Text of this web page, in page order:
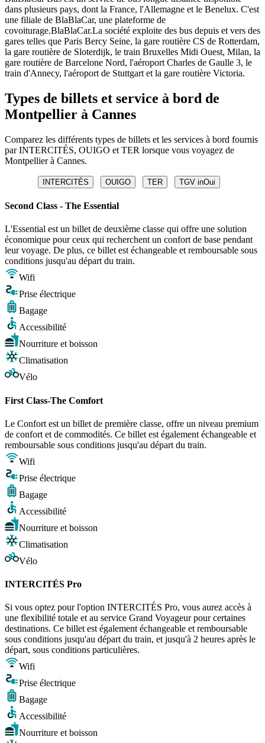
dans plusieurs pays, dont la France, l'Allemagne et le Benelux. C'est
une filiale de BlaBlaCar, une plateforme de
covoiturage.BlaBlaCar.La société exploite des bus depuis et vers des
gares telles que Paris Bercy Seine, la gare routière CS de Rotterdam,
la gare routière de Sloterdijk, le train Bruxelles Midi Ouest, Milan, la
gare routière de Barcelone Nord, l'aéroport Charles de Gaulle 3, le
train d'Annecy, l'aéroport de Stuttgart et la gare routière Victoria.
Types de billets et service à bord de
Montpellier à Cannes
Comparez les différents types de billets et les services à bord fournis
par INTERCITÉS, OUIGO et TER lorsque vous voyagez de
Montpellier à Cannes.
INTERCITÉS OUIGO TER TGV inOui
Second Class - The Essential
L'Essential est un billet de deuxième classe qui offre une solution
économique pour ceux qui recherchent un confort de base pendant
leur voyage. De plus, ce billet est échangeable et remboursable sous
conditions jusqu'au départ du train.
Wifi
Prise électrique
Bagage
Accessibilité
Nourriture et boisson
Climatisation
Vélo
First Class-The Comfort
Le Confort est un billet de première classe, offre un niveau premium
de confort et de commodités. Ce billet est également échangeable et
remboursable sous conditions jusqu'au départ du train.
Wifi
Prise électrique
Bagage
Accessibilité
Nourriture et boisson
Climatisation
Vélo
INTERCITÉS Pro
Si vous optez pour l'option INTERCITÉS Pro, vous aurez accès à
une flexibilité totale et au service Grand Voyageur pour certaines
destinations. Ce billet est également échangeable et remboursable
sous conditions jusqu'au départ du train, et jusqu'à 2 heures après le
départ, sous conditions particulières.
Wifi
Prise électrique
Bagage
Accessibilité
Nourriture et boisson